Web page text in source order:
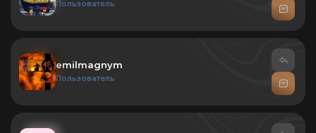
Пользователь
emilmagnym
Пользователь